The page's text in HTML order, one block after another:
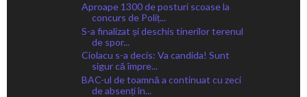
Aproape 1300 de posturi scoase la
concurs de Poliț...
S-a finalizat și deschis tinerilor terenul
de spor...
Ciolacu s-a decis: Va candida! Sunt
sigur că împre...
BAC-ul de toamnă a continuat cu zeci
de absenți în...